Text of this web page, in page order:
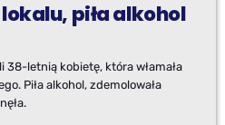
lokalu, piła alkohol
38-letnią kobietę, która włamała
Piła alkohol, zdemolowała